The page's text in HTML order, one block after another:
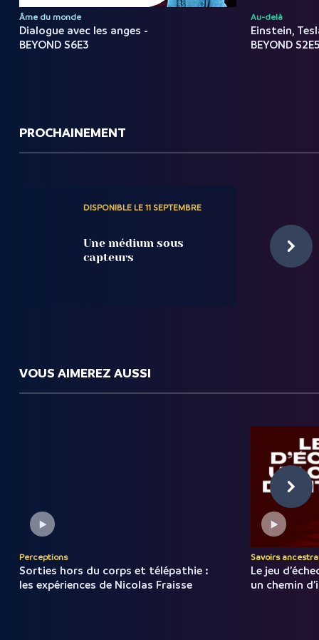
Âme du monde
Dialogue avec les anges -
BEYOND S6E3
Au-delà
Einstein,
BEYOND S2E5
PROCHAINEMENT
DISPONIBLE LE 11 SEPTEMBRE
Une médium sous
capteurs
VOUS AIMEREZ AUSSI
Perceptions
Sorties hors du corps et télépathie :
les expériences de Nicolas Fraisse
Savoirs
Le jeu
un chemin